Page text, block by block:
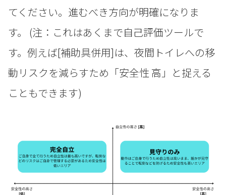
てください。進むべき方向が明確になりま
す。 (注：これはあくまで自己評価ツールで
す。例えば[補助具併用]は、夜間トイレへの移
動リスクを減らすため「安全性 高」と捉える
こともできます)